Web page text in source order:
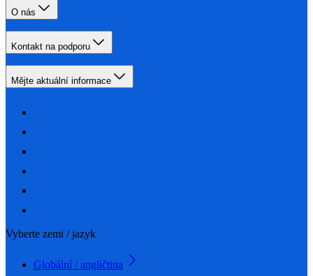
O nás
Kontakt na podporu
Mějte aktuální informace
Vyberte zemi / jazyk
Globální / angličtina